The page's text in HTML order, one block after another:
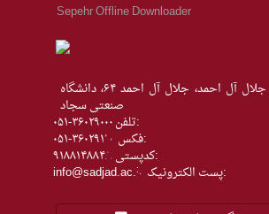
Sepehr Offline Downloader
مشهد، بلوار جلال آل احمد، جلال آل احمد ۶۴، دانشگاه
صنعتی سجاد
تلفن: ۰۵۱-۳۶۰۲۹۰۰۰
فکس: ۰۵۱-۳۶۰۲۹۱۱۰
كدپستی: ۹۱۸۸۱۴۸۸۴۸
پست الکترونیک: info@sadjad.ac.ir